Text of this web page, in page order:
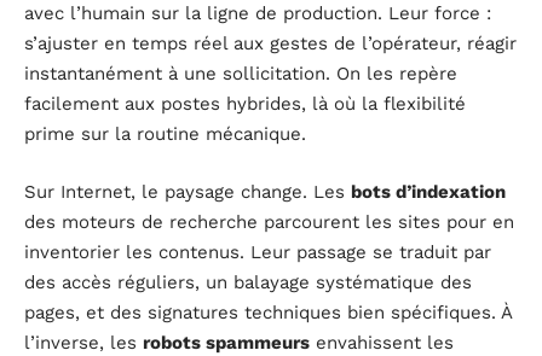
avec l’humain sur la ligne de production. Leur force :
s’ajuster en temps réel aux gestes de l’opérateur, réagir
instantanément à une sollicitation. On les repère
facilement aux postes hybrides, là où la flexibilité
prime sur la routine mécanique.
Sur Internet, le paysage change. Les bots d’indexation
des moteurs de recherche parcourent les sites pour en
inventorier les contenus. Leur passage se traduit par
des accès réguliers, un balayage systématique des
pages, et des signatures techniques bien spécifiques. À
l’inverse, les robots spammeurs envahissent les